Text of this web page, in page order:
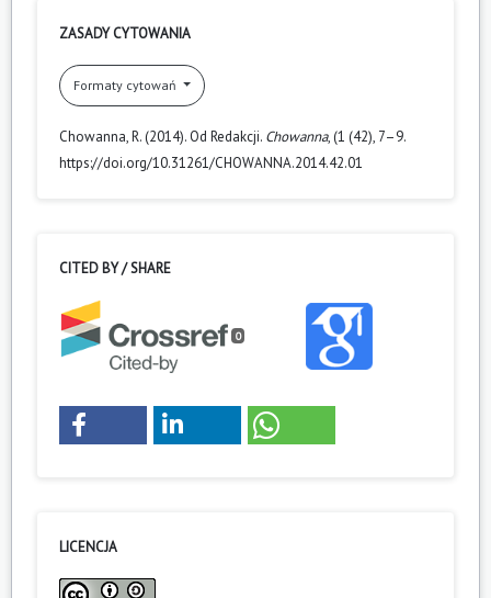
ZASADY CYTOWANIA
Formaty cytowań
Chowanna, R. (2014). Od Redakcji. Chowanna, (1 (42), 7–9.
https://doi.org/10.31261/CHOWANNA.2014.42.01
CITED BY / SHARE
0
LICENCJA